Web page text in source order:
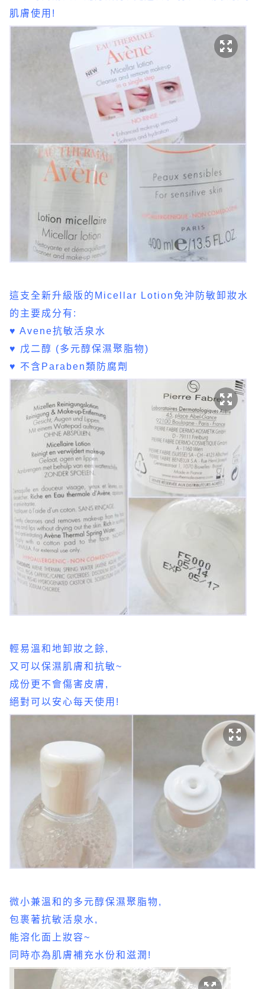
肌膚使用!
這支全新升級版的Micellar Lotion免沖防敏卸妝水
的主要成分有:
♥ Avene抗敏活泉水
♥ 戊二醇 (多元醇保濕聚脂物)
♥ 不含Paraben類防腐劑
輕易溫和地卸妝之餘,
又可以保濕肌膚和抗敏~
成份更不會傷害皮膚,
絕對可以安心每天使用!
微小兼溫和的多元醇保濕聚脂物,
包裹著抗敏活泉水,
能溶化面上妝容~
同時亦為肌膚補充水份和滋潤!